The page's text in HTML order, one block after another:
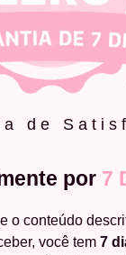
de
por 7
o conteúdo
você tem 7